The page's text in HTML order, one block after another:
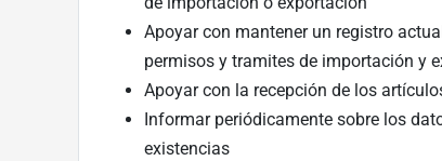
Apoyar con mantener un registro
permisos y tramites de importación y
Apoyar con la recepción de los
Informar periódicamente sobre los
existencias